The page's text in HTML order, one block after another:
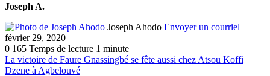
Joseph A.
Joseph Ahodo Envoyer un courriel
février 29, 2020
0 165 Temps de lecture 1 minute
La victoire de Faure Gnassingbé se fête aussi chez Atsou Koffi
Dzene à Agbelouvé